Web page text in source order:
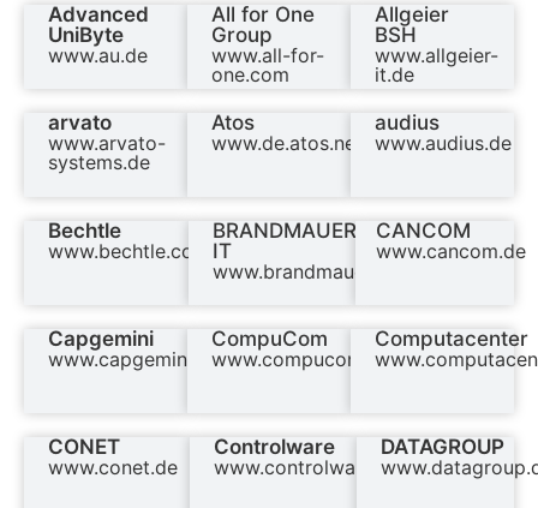
Advanced
UniByte
www.au.de
All for One
Group
www.all-for-
one.com
Allgeier
BSH
www.allgeier-
it.de
arvato
www.arvato-
systems.de
Atos
www.de.atos.net
audius
www.audius.de
Bechtle
www.bechtle.com
BRANDMAUER
IT
www.brandmauer.de
CANCOM
www.cancom.de
Capgemini
www.capgemini.com/de
CompuCom
www.compucom.com
Computacenter
CONET
www.conet.de
Controlware
www.controlware.de
DATAGROUP